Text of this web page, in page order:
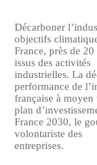
Décarboner
objectifs
France, près de
issus des activités
industrielles. La
performance de
française à moyen
plan
France 2030, le
volontariste des
entreprises.